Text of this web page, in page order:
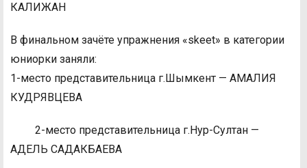
КАЛИЖАН
В финальном зачёте упражнения «skeet» в категории
юниорки заняли:
1-место представительница г.Шымкент — АМАЛИЯ
КУДРЯВЦЕВА
2-место представительница г.Нур-Султан —
АДЕЛЬ САДАКБАЕВА